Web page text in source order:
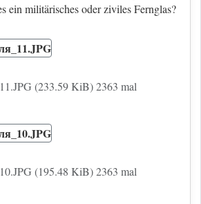
ein militärisches oder ziviles Fernglas?
(233.59 KiB) 2363 mal
(195.48 KiB) 2363 mal